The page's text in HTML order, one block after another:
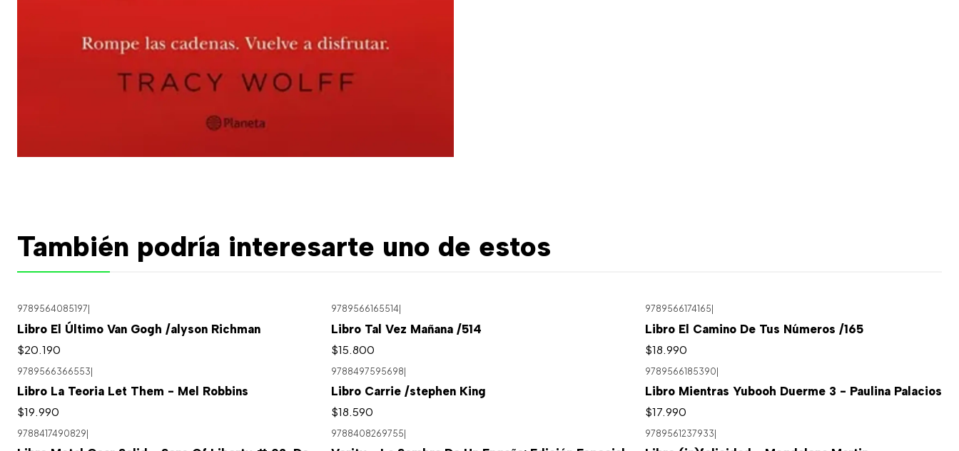
También podría interesarte uno de estos
9789564085197
Libro El Último Van Gogh /alyson Richman
$20.190
9789566165514
Libro Tal Vez Mañana /514
$15.800
9789566174165
Libro El Camino De Tus Números /165
$18.990
9789566366553
Libro La Teoria Let Them - Mel Robbins
$19.990
9788497595698
Libro Carrie /stephen King
$18.590
9789566185390
Libro Mientras Yubooh Duerme 3 - Paulina Palacios
$17.990
9788417490829 9788408269755 9789561237933